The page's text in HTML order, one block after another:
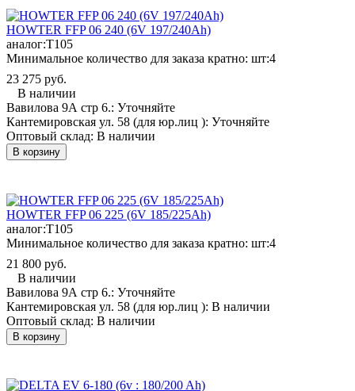
HOWTER FFP 06 240 (6V 197/240Ah)
аналог:T105
Минимальное количество для заказа кратно: шт:4
23 275 руб.
В наличии
Вавилова 9А стр 6.: Уточняйте
Кантемировская ул. 58 (для юр.лиц ): Уточняйте
Оптовый склад: В наличии
В корзину
HOWTER FFP 06 225 (6V 185/225Ah)
аналог:T105
Минимальное количество для заказа кратно: шт:4
21 800 руб.
В наличии
Вавилова 9А стр 6.: Уточняйте
Кантемировская ул. 58 (для юр.лиц ): В наличии
Оптовый склад: В наличии
В корзину